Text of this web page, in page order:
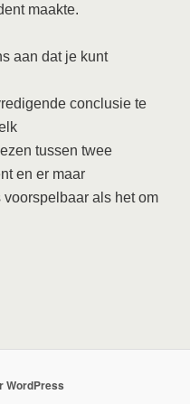
maakte.
aan dat je kunt
conclusie te
tussen twee
en er maar
als het om
WordPress